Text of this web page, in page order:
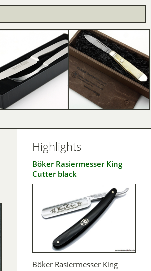
Highlights
Böker Rasiermesser King
Cutter black
Böker Rasiermesser King